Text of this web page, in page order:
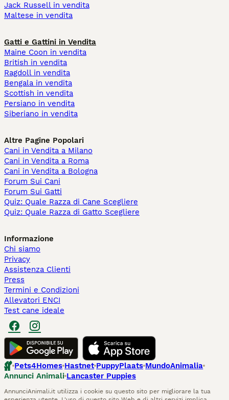
Jack Russell in vendita
Maltese in vendita
Gatti e Gattini in Vendita
Maine Coon in vendita
British in vendita
Ragdoll in vendita
Bengala in vendita
Scottish in vendita
Persiano in vendita
Siberiano in vendita
Altre Pagine Popolari
Cani in Vendita a Milano
Cani in Vendita a Roma
Cani in Vendita a Bologna
Forum Sui Cani
Forum Sui Gatti
Quiz: Quale Razza di Cane Scegliere
Quiz: Quale Razza di Gatto Scegliere
Informazione
Chi siamo
Privacy
Assistenza Clienti
Press
Termini e Condizioni
Allevatori ENCI
Test cane ideale
Pets4Homes Hastnet PuppyPlaats MundoAnimalia
Annunci Animali Lancaster Puppies
AnnunciAnimali.it utilizza i cookie su questo sito per migliorare la tua